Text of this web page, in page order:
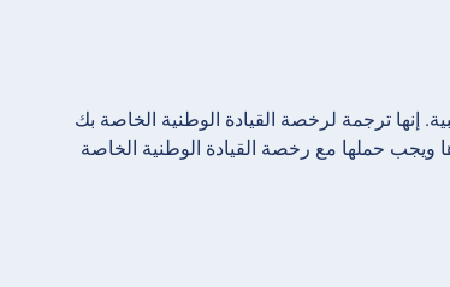
ويجب حملها مع رخصة القيادة الوطنية الخاصة